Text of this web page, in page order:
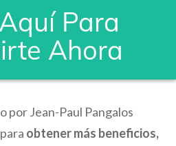
Para
Ahora
por Jean-Paul Pangalos
obtener más beneficios,